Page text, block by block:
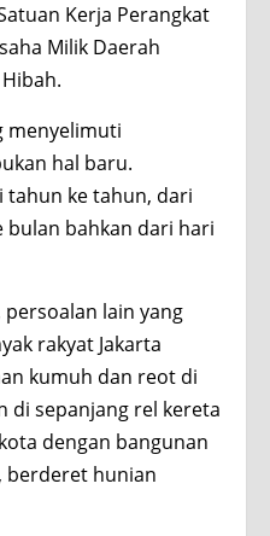
Kerja Perangkat
Milik Daerah
menyelimuti
hal baru.
ke tahun, dari
bulan bahkan dari hari
lain yang
rakyat Jakarta
kumuh dan reot di
di sepanjang rel kereta
dengan bangunan
berderet hunian